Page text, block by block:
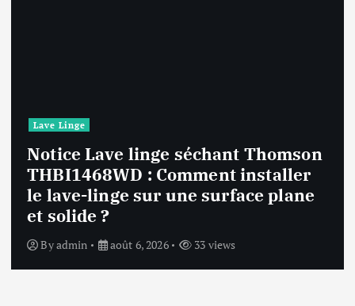
Lave Linge
Notice Lave linge F94841WH LG
F94841WH : Que faire si la machine
affiche une erreur inconnue ?
Byadmin août 6, 2026 34 views